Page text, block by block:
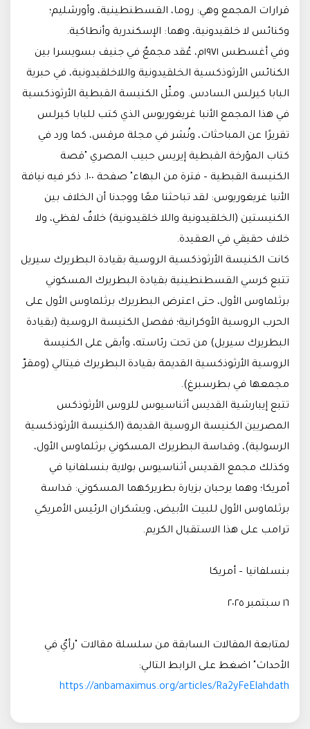
قرارات المجمع وهي: روما، القسطنطينية، وأورشليم؛
وكنائس لا خلقيدونية، وهما: الإسكندرية وأنطاكية.
وفي أغسطس ١٩٧١م، عُقد مجمعٌ في جنيف بسويسرا بين
الكنائس الأرثوذكسية الخلقيدونية واللاخلقيدونية، في حبرية
البابا كيرلس السادس. ومثّل الكنيسة القبطية الأرثوذكسية
في هذا المجمع الأنبا غريغوريوس الذي كتب للبابا كيرلس
تقريرًا عن المباحثات، ونُشر في مجلة مرقس، كما ورد في
كتاب المؤرخة القبطية إيريس حبيب المصري "قصة
الكنيسة القبطية – فترة من البهاء" صفحة ١٠٠. ذكر فيه نيافة
الأنبا غريغوريوس: لقد تباحثنا معًا ووجدنا أن الخلاف بين
الكنيستين (الخلقيدونية واللا خلقيدونية) خلافٌ لفظي، ولا
خلاف حقيقي في العقيدة.
كانت الكنيسة الأرثوذكسية الروسية بقيادة البطريرك سيريل
تتبع كرسي القسطنطينية بقيادة البطريرك المسكوني
برثلماوس الأول، حتى اعترض البطريرك برثلماوس الأول على
الحرب الروسية الأوكرانية؛ ففصل الكنيسة الروسية (بقيادة
البطريرك سيريل) من تحت رئاسته، وأبقى على الكنيسة
الروسية الأرثوذكسية القديمة بقيادة البطريرك فيتالي (ومقرّ
مجمعها في بطرسبرغ).
تتبع إيبارشية القديس أثناسيوس للروس الأرثوذكس
المصريين الكنيسة الروسية القديمة (الكنيسة الأرثوذكسية
الرسولية)، وقداسة البطريرك المسكوني برثلماوس الأول،
وكذلك مجمع القديس أثناسيوس بولاية بنسلفانيا في
أمريكا؛ وهما يرحبان بزيارة بطريركهما المسكوني: قداسة
برثلماوس الأول للبيت الأبيض، ويشكران الرئيس الأمريكي
ترامب على هذا الاستقبال الكريم.
بنسلفانيا – أمريكا
١٦ سبتمبر ٢٠٢٥
لمتابعة المقالات السابقة من سلسلة مقالات "رأيٌ في
الأحداث" اضغط على الرابط التالي:
https://anbamaximus.org/articles/Ra2yFeElahdath